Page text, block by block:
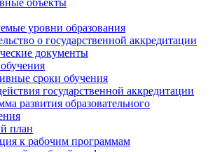
объекты
уровни образования
о государственной аккредитации
документы
сроки обучения
государственной аккредитации
развития образовательного
план
к рабочим программам